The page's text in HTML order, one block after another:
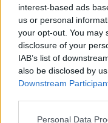
interest-based ads
us or personal
your opt-out. You may
disclosure of your
IAB’s list of
also be disclosed by
Downstream
Personal Data
Όταν ένα
απαραίτητη η
φωνήςγια να
το μέγεθος
αποκλειστεί